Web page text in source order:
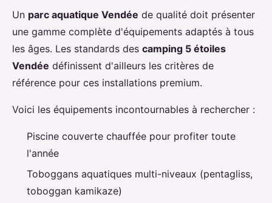
Un parc aquatique Vendée de qualité doit présenter
une gamme complète d'équipements adaptés à tous
les âges. Les standards des camping 5 étoiles
Vendée définissent d'ailleurs les critères de
référence pour ces installations premium.
Voici les équipements incontournables à rechercher :
Piscine couverte chauffée pour profiter toute
l'année
Toboggans aquatiques multi-niveaux (pentagliss,
toboggan kamikaze)